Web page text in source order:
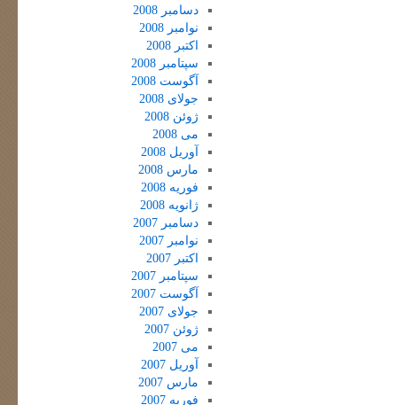
دسامبر 2008
نوامبر 2008
اکتبر 2008
سپتامبر 2008
آگوست 2008
جولای 2008
ژوئن 2008
می 2008
آوریل 2008
مارس 2008
فوریه 2008
ژانویه 2008
دسامبر 2007
نوامبر 2007
اکتبر 2007
سپتامبر 2007
آگوست 2007
جولای 2007
ژوئن 2007
می 2007
آوریل 2007
مارس 2007
فوریه 2007